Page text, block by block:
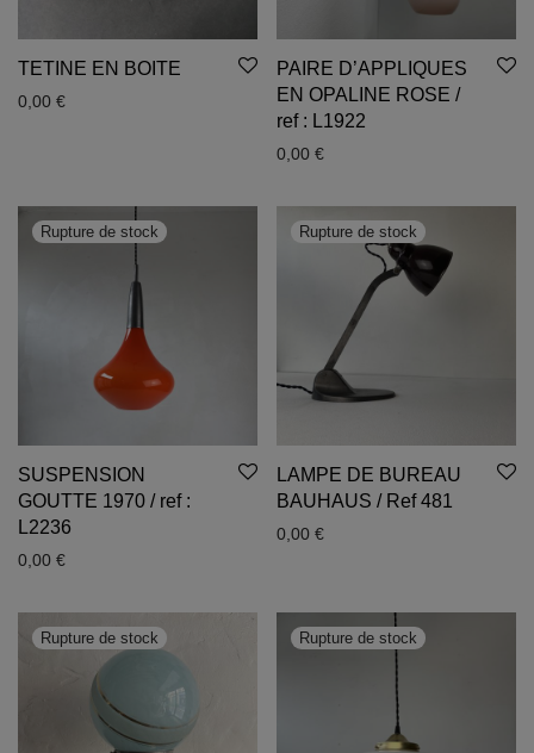
TETINE EN BOITE
0,00 €
PAIRE D’APPLIQUES
EN OPALINE ROSE /
ref : L1922
0,00 €
SUSPENSION
GOUTTE 1970 / ref :
L2236
0,00 €
LAMPE DE BUREAU
BAUHAUS / Ref 481
0,00 €